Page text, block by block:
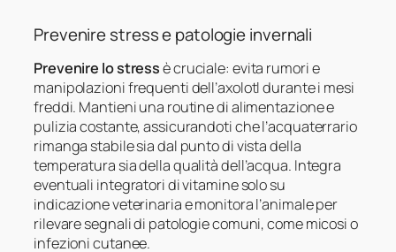
Prevenire stress e patologie invernali
Prevenire lo stressè cruciale: evita rumori e
manipolazioni frequenti dell’axolotl durante i mesi
freddi. Mantieni una routine di alimentazione e
pulizia costante, assicurandoti che l’acquaterrario
rimanga stabile sia dal punto di vista della
temperatura sia della qualità dell’acqua. Integra
eventuali integratori di vitamine solo su
indicazione veterinaria e monitora l’animale per
rilevare segnali di patologie comuni, come micosi o
infezioni cutanee.